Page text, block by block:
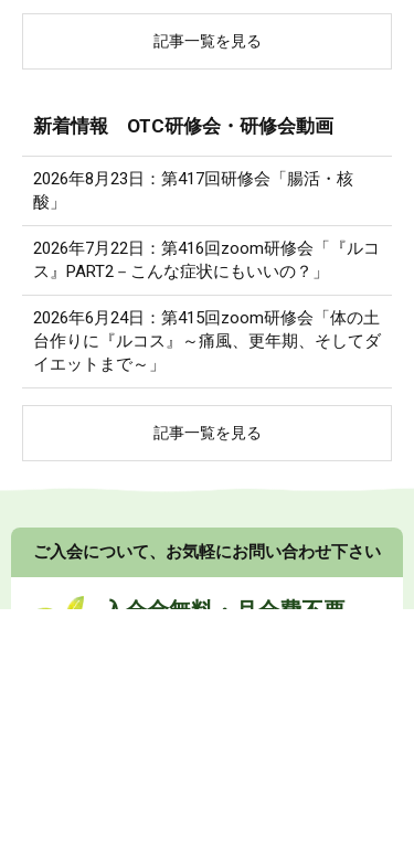
記事一覧を見る
新着情報 OTC研修会・研修会動画
2026年8月23日：第417回研修会「腸活・核
酸」
2026年7月22日：第416回zoom研修会「『ルコ
ス』PART2－こんな症状にもいいの？」
2026年6月24日：第415回zoom研修会「体の土
台作りに『ルコス』～痛風、更年期、そしてダ
イエットまで～」
記事一覧を見る
ご入会について、お気軽にお問い合わせ下さい
入会金無料・月会費不要